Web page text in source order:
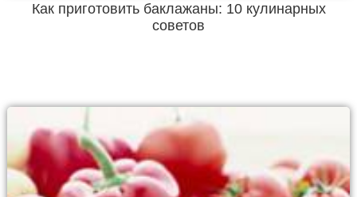
Как приготовить баклажаны: 10 кулинарных
советов